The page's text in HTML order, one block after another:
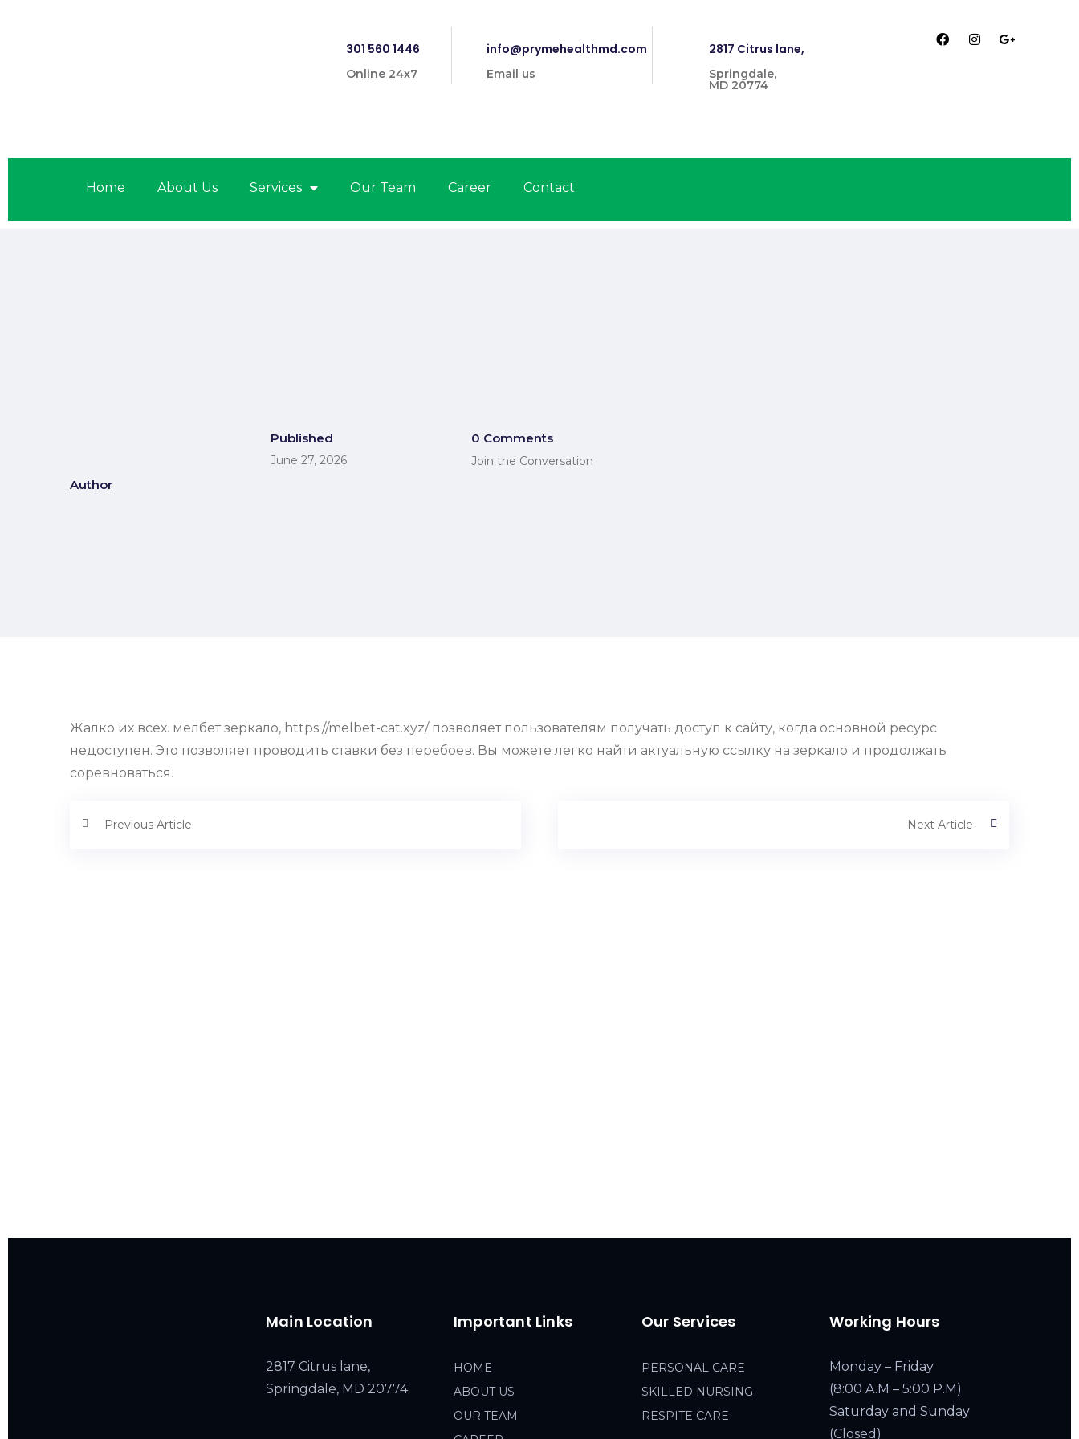
301 560 1446
Online 24x7
info@prymehealthmd.com
Email us
2817 Citrus lane,
Springdale,
MD 20774
Home About Us Services Our Team Career Contact
Author
Published
June 27, 2026
0 Comments
Join the Conversation
Жалко их всех. мелбет зеркало, https://melbet-cat.xyz/ позволяет пользователям получать доступ к сайту, когда основной ресурс
недоступен. Это позволяет проводить ставки без перебоев. Вы можете легко найти актуальную ссылку на зеркало и продолжать
соревноваться.
Previous Article Next Article
Main Location
2817 Citrus lane,
Springdale, MD 20774
Important Links
HOME
ABOUT US
OUR TEAM
Our Services
PERSONAL CARE
SKILLED NURSING
RESPITE CARE
Working Hours
Monday – Friday
(8:00 A.M – 5:00 P.M)
Saturday and Sunday
(Closed)